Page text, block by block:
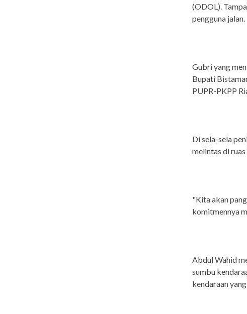
(ODOL).
pengguna jalan.
Gubri yang
Bupati
PUPR-PKPP
Di sela-sela
melintas di
"Kita akan
komitmennya
Abdul Wahid
sumbu
kendaraan